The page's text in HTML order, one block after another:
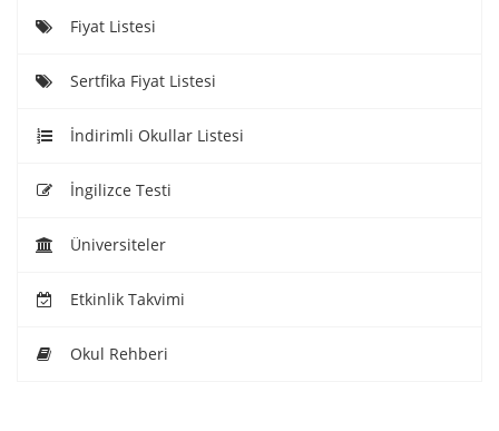
Fiyat Listesi
Sertfika Fiyat Listesi
İndirimli Okullar Listesi
İngilizce Testi
Üniversiteler
Etkinlik Takvimi
Okul Rehberi